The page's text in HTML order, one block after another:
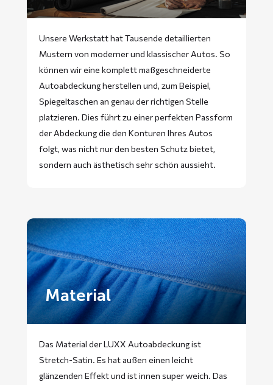
Unsere Werkstatt hat Tausende detaillierten
Mustern von moderner und klassischer Autos. So
können wir eine komplett maßgeschneiderte
Autoabdeckung herstellen und, zum Beispiel,
Spiegeltaschen an genau der richtigen Stelle
platzieren. Dies führt zu einer perfekten Passform
der Abdeckung die den Konturen Ihres Autos
folgt, was nicht nur den besten Schutz bietet,
sondern auch ästhetisch sehr schön aussieht.
Material
Das Material der LUXX Autoabdeckung ist
Stretch-Satin. Es hat außen einen leicht
glänzenden Effekt und ist innen super weich. Das